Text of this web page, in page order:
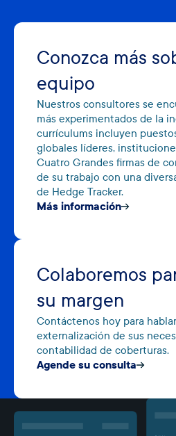
Conozca más
equipo
Nuestros consultores se
más experimentados de la
currículums incluyen
globales líderes,
Cuatro Grandes firmas de
de su trabajo con una
de Hedge Tracker.
Más información
Colaboremos
su margen
Contáctenos hoy para
externalización de sus
contabilidad de coberturas.
Agende su consulta